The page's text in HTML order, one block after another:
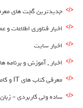
جدیدترین گجت های
اخبار فناوری اطلاعات و
اخبار سایت
اخبار , آموزش و برنامه
معرفی کتاب های IT و کامپیوتر
ساده ولی کاربردی – زبان Html